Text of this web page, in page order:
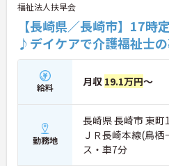
福祉法人扶早会
【長崎県／長崎市】17
♪デイケアで介護福祉士
給料 月収 19.1万円～
勤務地
長崎県 長崎市 東町
ＪＲ長崎本線(鳥
ス・車7分